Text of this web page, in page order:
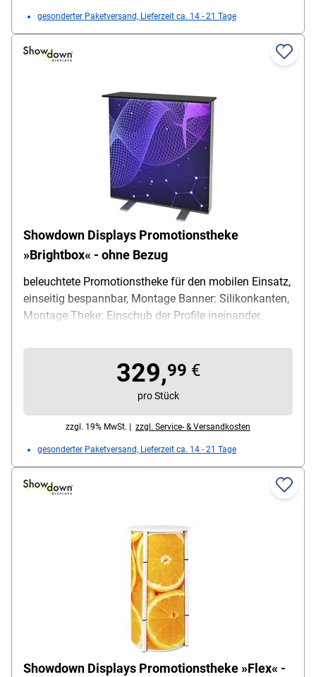
gesonderter Paketversand, Lieferzeit ca. 14 - 21 Tage
Showdown Displays Promotionstheke
»Brightbox« - ohne Bezug
beleuchtete Promotionstheke für den mobilen Einsatz,
einseitig bespannbar, Montage Banner: Silikonkanten,
Montage Theke: Einschub der Profile ineinander,
Anschlüsse im Rahmeninneren / magnetische Seiten
zur Verknüpfung mehrerer Theken, Beleuchtung: 16
LEDs, Gesamtverbrauch: 44,8 W, Farbtemperatur:
6500 K, Lichtstrom: 1000 - 1300 Lumen, Leistung
Transformator: 60 W, Rahmenbreite: 100 mm, Material
Rahmen: Aluminium, Maße (B/T/H): 100 / 40 / 103
cm, Gewicht: 10 kg, Lieferumfang: Promotionstheke
(nur Gestell ohne Stoffbezug) / Transformator
329,99 €
pro Stück
zzgl. 19% MwSt. | zzgl. Service- & Versandkosten
gesonderter Paketversand, Lieferzeit ca. 14 - 21 Tage
Showdown Displays Promotionstheke »Flex« -